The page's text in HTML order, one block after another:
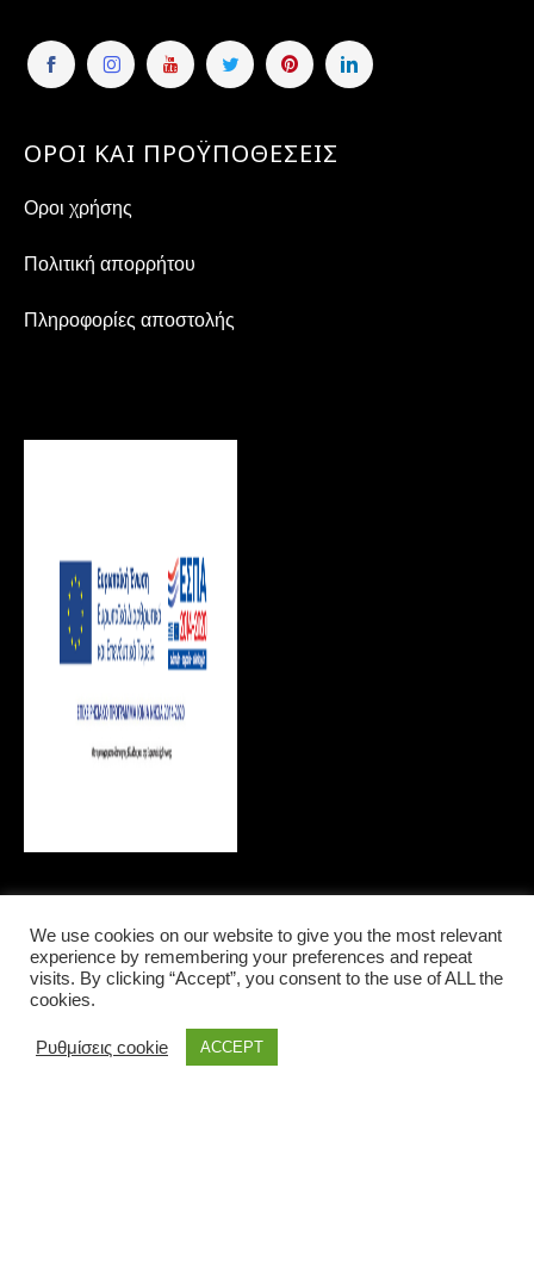
ΟΡΟΙ ΚΑΙ ΠΡΟΫΠΟΘΕΣΕΙΣ
Οροι χρήσης
Πολιτική απορρήτου
Πληροφορίες αποστολής
LOCAL INFORMATIONS
We use cookies on our website to give you the most relevant
experience by remembering your preferences and repeat
visits. By clicking “Accept”, you consent to the use of ALL the
cookies.
Ρυθμίσεις cookie ACCEPT